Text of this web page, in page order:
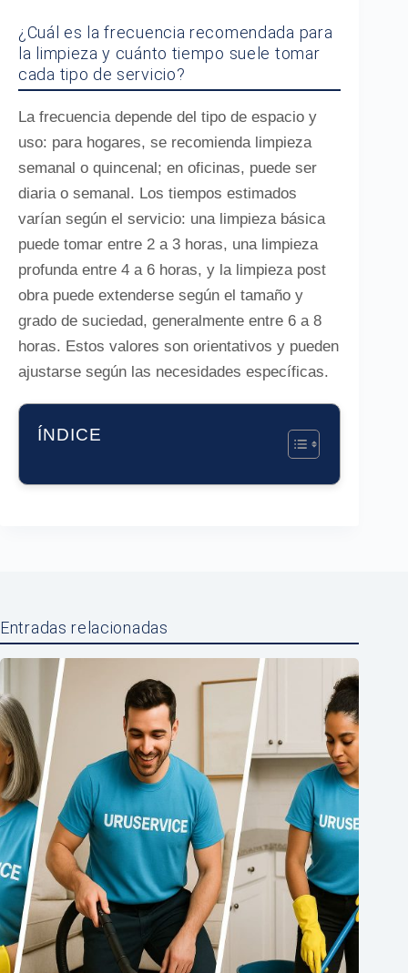
¿Cuál es la frecuencia recomendada para
la limpieza y cuánto tiempo suele tomar
cada tipo de servicio?
La frecuencia depende del tipo de espacio y
uso: para hogares, se recomienda limpieza
semanal o quincenal; en oficinas, puede ser
diaria o semanal. Los tiempos estimados
varían según el servicio: una limpieza básica
puede tomar entre 2 a 3 horas, una limpieza
profunda entre 4 a 6 horas, y la limpieza post
obra puede extenderse según el tamaño y
grado de suciedad, generalmente entre 6 a 8
horas. Estos valores son orientativos y pueden
ajustarse según las necesidades específicas.
ÍNDICE
Entradas relacionadas